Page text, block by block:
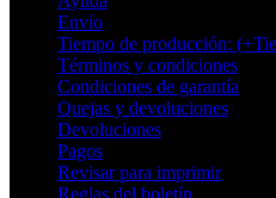
Envío
Tiempo de producción:
Términos y condiciones
Condiciones de garantía
Quejas y devoluciones
Devoluciones
Pagos
Revisar para imprimir
Reglas del boletín